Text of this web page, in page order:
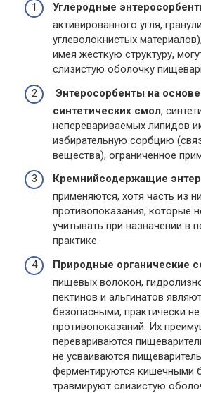
Углеродные
активированного угля,
углеволокнистых
имея жесткую структуру,
слизистую оболочку
Энтеросорбенты на
синтетических смол,
неперевариваемых липидов
избирательную сорбцию
вещества), ограниченное
Кремнийсодержащие
применяются, хотя часть из
противопоказания, которые
учитывать при назначении в
практике.
Природные органические
пищевых волокон,
пектинов и альгинатов
безопасными, практически
противопоказаний. Их
перевариваются
не усваиваются
ферментируются кишечными
травмируют слизистую